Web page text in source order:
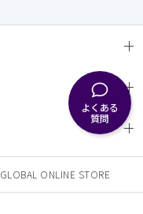
よくある
質問
GLOBAL ONLINE STORE